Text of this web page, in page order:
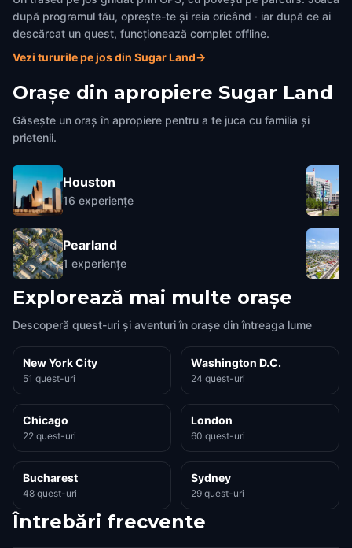
după programul tău, oprește-te și reia oricând · iar după ce ai
descărcat un quest, funcționează complet offline.
Vezi tururile pe jos din Sugar Land→
Orașe din apropiere Sugar Land
Găsește un oraș în apropiere pentru a te juca cu familia și
prietenii.
Houston
16 experiențe
Pearland
1 experiențe
Explorează mai multe orașe
Descoperă quest-uri și aventuri în orașe din întreaga lume
New York City
51 quest-uri
Washington D.C.
24 quest-uri
Chicago
22 quest-uri
London
60 quest-uri
Bucharest
48 quest-uri
Sydney
29 quest-uri
Întrebări frecvente